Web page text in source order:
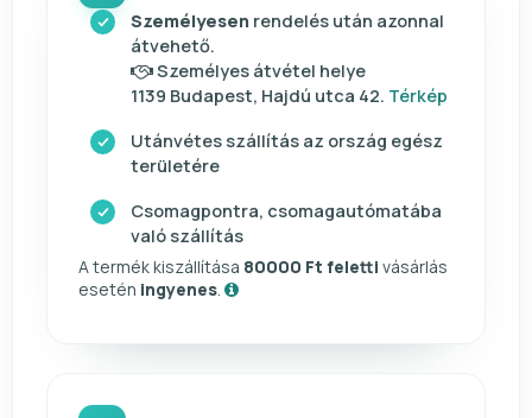
Személyesen rendelés után azonnal
átvehető.
Személyes átvétel helye
1139 Budapest, Hajdú utca 42. Térkép
Utánvétes szállítás az ország egész
területére
Csomagpontra, csomagautómatába
való szállítás
A termék kiszállítása 80000 Ft feletti vásárlás
esetén ingyenes